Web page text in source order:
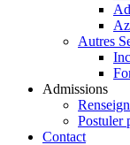
Autres
Admissions
Postuler
Contact